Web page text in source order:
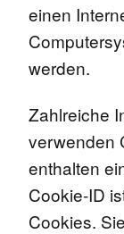
einen
werden.
Zahlreiche
verwenden
enthalten
Cookie-ID
Cookies.